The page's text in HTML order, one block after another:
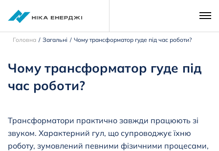
Головна Загальні Чому трансформатор гуде під час роботи?
Чому трансформатор гуде під
час роботи?
Трансформатори практично завжди працюють зі
звуком. Характерний гул, що супроводжує їхню
роботу, зумовлений певними фізичними процесами,